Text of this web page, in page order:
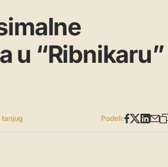
u “Ribnikaru”
Podeli: